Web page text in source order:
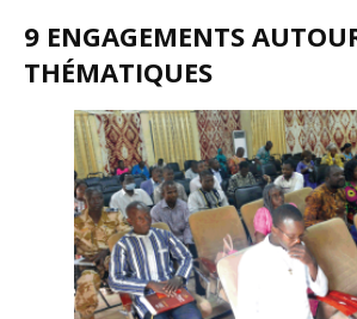
9 ENGAGEMENTS
THÉMATIQUES